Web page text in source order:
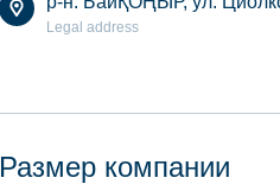
Legal address
Размер компании